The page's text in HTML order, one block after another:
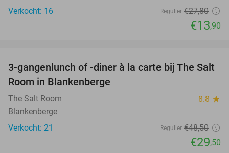
Verkocht: 16
Regulier €27,80
€13,90
39%
3-gangenlunch of -diner à la carte bij The Salt
Room in Blankenberge
The Salt Room 8.8 star
Blankenberge
Verkocht: 21
Regulier €48,50
€29,50